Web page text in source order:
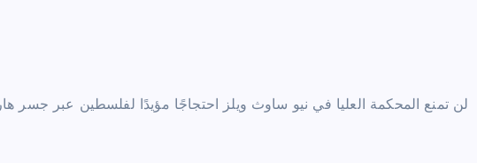
لن تمنع المحكمة العليا في نيو ساوث ويلز احتجاجًا مؤيدًا لفلسطين عبر جسر